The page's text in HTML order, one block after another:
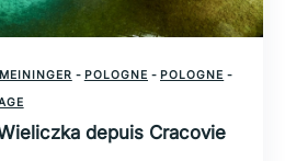
MEININGER - POLOGNE - POLOGNE -
depuis Cracovie